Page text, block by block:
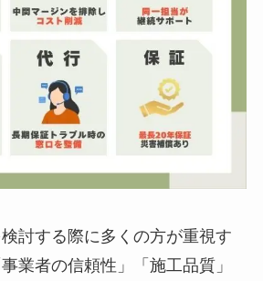
討する際に多くの方が重視す
業者の信頼性」「施工品質」